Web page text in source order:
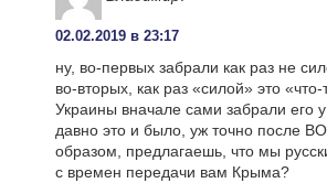
02.02.2019 в 23:17
ну, во-первых забрали как раз не
во-вторых, как раз «силой» это
Украины вначале сами забрали его
давно это и было, уж точно после
образом, предлагаешь, что мы
с времен передачи вам Крыма?